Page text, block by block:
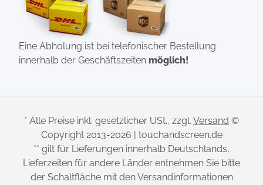
Eine Abholung ist bei telefonischer Bestellung
innerhalb der Geschäftszeiten möglich!
* Alle Preise inkl. gesetzlicher USt., zzgl. Versand ©
Copyright 2013-2026 | touchandscreen.de
** gilt für Lieferungen innerhalb Deutschlands,
Lieferzeiten für andere Länder entnehmen Sie bitte
der Schaltfläche mit den Versandinformationen